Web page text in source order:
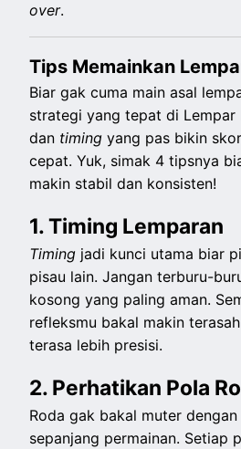
over.
Tips Memainkan
Biar gak cuma main asal
strategi yang tepat di Lempar
dan timingyang pas bikin
cepat. Yuk, simak 4 tipsnya
makin stabil dan konsisten!
1. Timing Lemparan
Timing jadi kunci utama biar
pisau lain. Jangan terburu-
kosong yang paling aman.
refleksmu bakal makin
terasa lebih presisi.
2. Perhatikan Pola
Roda gak bakal muter
sepanjang permainan. Setiap